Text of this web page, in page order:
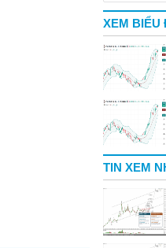
XEM BIỂU
TIN XEM